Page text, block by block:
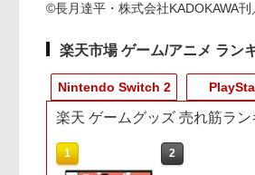
©長月達平・株式会社KADOKAWA
楽天市場 ゲーム/アニメ ラン
Nintendo Switch 2
1 2
1 2
楽天 ゲームグッズ 売れ筋ラン
1 2